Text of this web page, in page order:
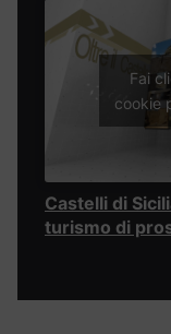
Fai
cookie
Castelli di
turismo di